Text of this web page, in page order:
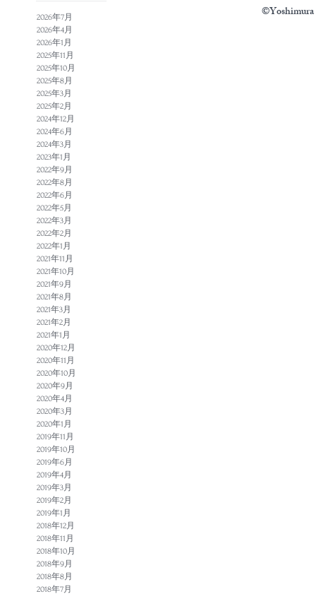
2026年7月
2026年4月
2026年1月
2025年11月
2025年10月
2025年8月
2025年3月
2025年2月
2024年12月
2024年6月
2024年3月
2023年1月
2022年9月
2022年8月
2022年6月
2022年5月
2022年3月
2022年2月
2022年1月
2021年11月
2021年10月
2021年9月
2021年8月
2021年3月
2021年2月
2021年1月
2020年12月
2020年11月
2020年10月
2020年9月
2020年4月
2020年3月
2020年1月
2019年11月
2019年10月
2019年6月
2019年4月
2019年3月
2019年2月
2019年1月
2018年12月
2018年11月
2018年10月
2018年9月
2018年8月
2018年7月
©Yoshimura